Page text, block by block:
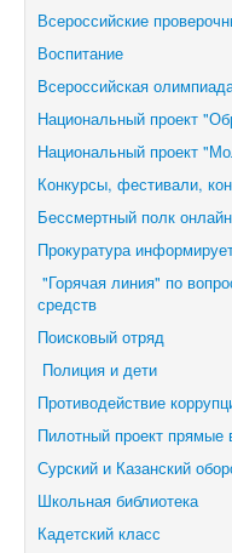
Всероссийские
Воспитание
Всероссийская
Национальный проект
Национальный проект
Конкурсы, фестивали,
Бессмертный полк онлайн
Прокуратура
"Горячая линия" по
средств
Поисковый отряд
Полиция и дети
Противодействие
Пилотный проект прямые
Сурский и Казанский
Школьная библиотека
Кадетский класс